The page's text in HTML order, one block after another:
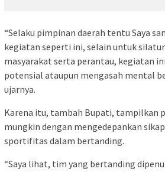
“Selaku pimpinan daerah tentu Saya
kegiatan seperti ini, selain untuk
masyarakat serta perantau, kegiatan
potensial ataupun mengasah mental
ujarnya.
Karena itu, tambah Bupati, tampilkan
mungkin dengan mengedepankan
sportifitas dalam bertanding.
“Saya lihat, tim yang bertanding